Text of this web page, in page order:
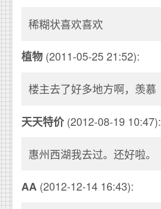
稀糊状喜欢喜欢
植物 (2011-05-25 21:52):
楼主去了好多地方啊，羡慕
天天特价(2012-08-19 10:47):
惠州西湖我去过。还好啦。
AA (2012-12-14 16:43):